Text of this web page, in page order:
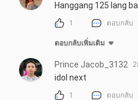
Hanggang 125 lang
1 ตอบกลับ
ตอบกลับเพิ่มเติม
Prince Jacob_3132
idol next
1 ตอบกลับ